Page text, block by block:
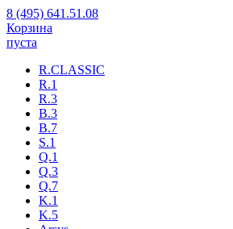
8 (495) 641.51.08
Корзина
пуста
R.CLASSIC
R.1
R.3
B.3
B.7
S.1
Q.1
Q.3
Q.7
K.1
K.5